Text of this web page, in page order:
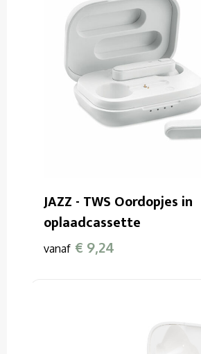
JAZZ - TWS Oordopjes in
oplaadcassette
vanaf € 9,24